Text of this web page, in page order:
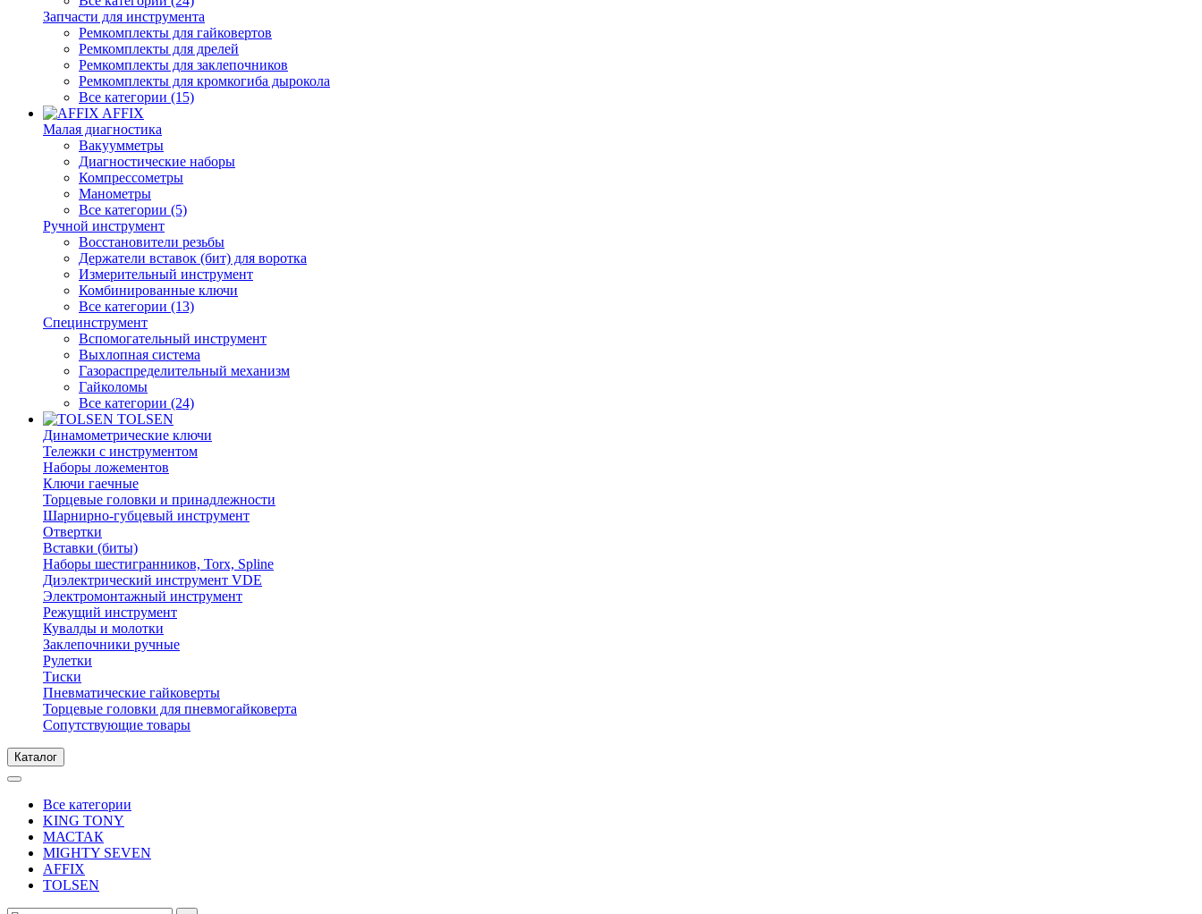
Запчасти для инструмента
Ремкомплекты для гайковертов
Ремкомплекты для дрелей
Ремкомплекты для заклепочников
Ремкомплекты для кромкогиба дырокола
Все категории (15)
AFFIX
Малая диагностика
Вакуумметры
Диагностические наборы
Компрессометры
Манометры
Все категории (5)
Ручной инструмент
Восстановители резьбы
Держатели вставок (бит) для воротка
Измерительный инструмент
Комбинированные ключи
Все категории (13)
Специнструмент
Вспомогательный инструмент
Выхлопная система
Газораспределительный механизм
Гайколомы
Все категории (24)
TOLSEN
Динамометрические ключи
Тележки с инструментом
Наборы ложементов
Ключи гаечные
Торцевые головки и принадлежности
Шарнирно-губцевый инструмент
Отвертки
Вставки (биты)
Наборы шестигранников, Torx, Spline
Диэлектрический инструмент VDE
Электромонтажный инструмент
Режущий инструмент
Кувалды и молотки
Заклепочники ручные
Рулетки
Тиски
Пневматические гайковерты
Торцевые головки для пневмогайковерта
Сопутствующие товары
Каталог
Все категории
KING TONY
МАСТАК
MIGHTY SEVEN
AFFIX
TOLSEN